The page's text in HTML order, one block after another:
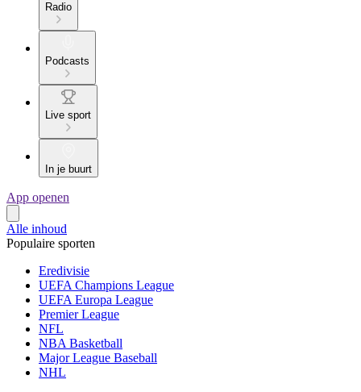
Radio
Podcasts
Live sport
In je buurt
App openen
Alle inhoud
Populaire sporten
Eredivisie
UEFA Champions League
UEFA Europa League
Premier League
NFL
NBA Basketball
Major League Baseball
NHL